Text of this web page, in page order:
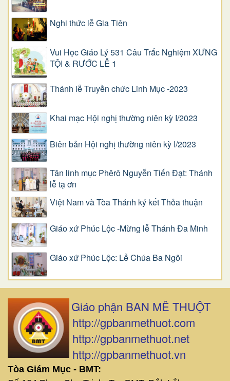
Nghi thức lễ Gia Tiên
Vui Học Giáo Lý 531 Câu Trắc Nghiệm XƯNG
TỘI & RƯỚC LỄ 1
Thánh lễ Truyền chức Linh Mục -2023
Khai mạc Hội nghị thường niên kỳ I/2023
Biên bản Hội nghị thường niên kỳ I/2023
Tân linh mục Phêrô Nguyễn Tiến Đạt: Thánh
lễ tạ ơn
Việt Nam và Tòa Thánh ký kết Thỏa thuận
Giáo xứ Phúc Lộc -Mừng lễ Thánh Đa Minh
Giáo xứ Phúc Lộc: Lễ Chúa Ba Ngôi
Giáo phận BAN MÊ THUỘT
http://gpbanmethuot.com
http://gpbanmethuot.net
http://gpbanmethuot.vn
Tòa Giám Mục - BMT: